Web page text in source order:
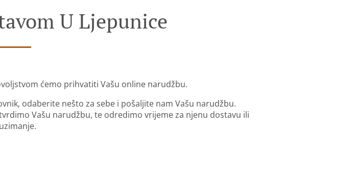
U Ljepunice
ćemo prihvatiti Vašu online narudžbu.
odaberite nešto za sebe i pošaljite nam Vašu narudžbu.
Vašu narudžbu, te odredimo vrijeme za njenu dostavu ili